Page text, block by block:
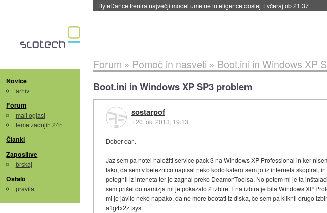
Spletne strani začele streči oglase za agente umetne inteligence::včeraj ob 21:23
Novice
arhiv
Forum
mali oglasi
teme zadnjih 24h
Članki
Zaposlitve
brskaj
Ostalo
pravila
Forum » Pomoč in nasveti » Boot.ini in Windows XP
Boot.ini in Windows XP SP3 problem
sostarpof
::20. okt 2013, 19:13
Dober dan.
Jaz sem pa hotel naložiti service pack 3 na Windows XP Professional in ker
tako, da sem v beležnico napisal neko kodo katero sem jo iz interneta skopiral,
potegnil iz inteneta ter jo zagnal preko DeamonToolsa. No potem mi je ta
sem prišel do namizja mi je pokazalo 2 izbire. Ena izbira je bila Windows XP
mi je javilo neko napako, da ne more bootati iz diska, če sem pa kliknil drugo
a1g4x2zt.sys.